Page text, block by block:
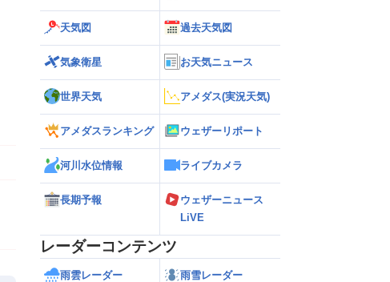
天気図 過去天気図
気象衛星 お天気ニュース
世界天気 アメダス(実況天気)
アメダスランキング ウェザーリポート
河川水位情報 ライブカメラ
長期予報
ウェザーニュース
LiVE
レーダーコンテンツ
雨雲レーダー 雨雪レーダー